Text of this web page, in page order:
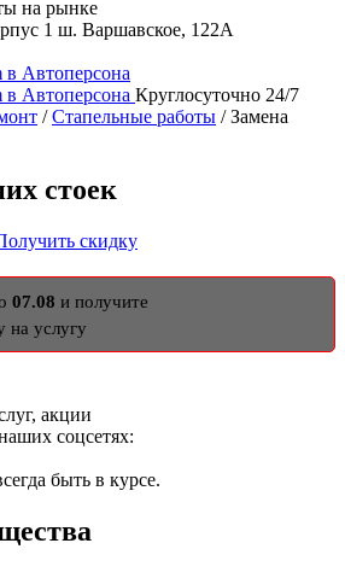
на рынке
1 ш. Варшавское, 122А
Круглосуточно 24/7
/Стапельные работы / Замена
стоек
скидку
07.08 и получите
на услугу
акции
соцсетях:
быть в курсе.